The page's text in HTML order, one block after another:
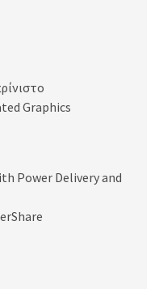
Graphics
Power Delivery and